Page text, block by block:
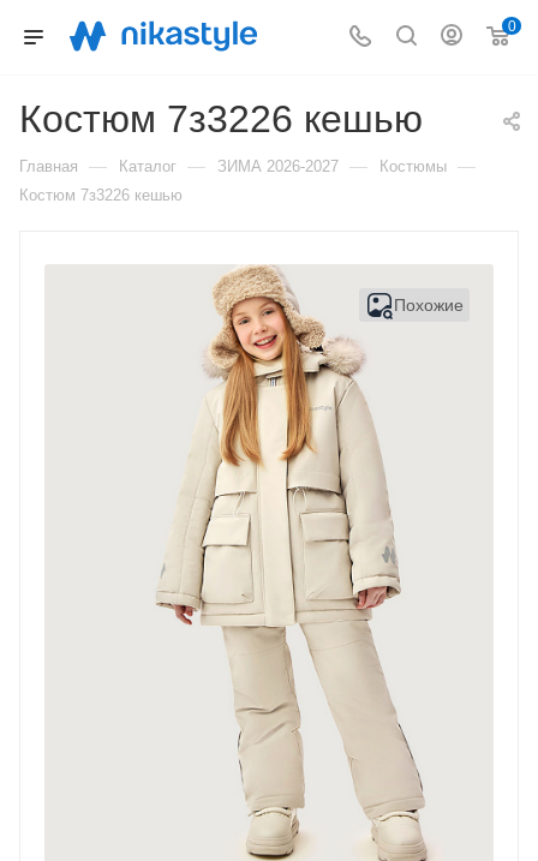
0
Костюм 7з3226 кешью
Главная — Каталог — ЗИМА 2026-2027 — Костюмы —
Костюм 7з3226 кешью
Похожие